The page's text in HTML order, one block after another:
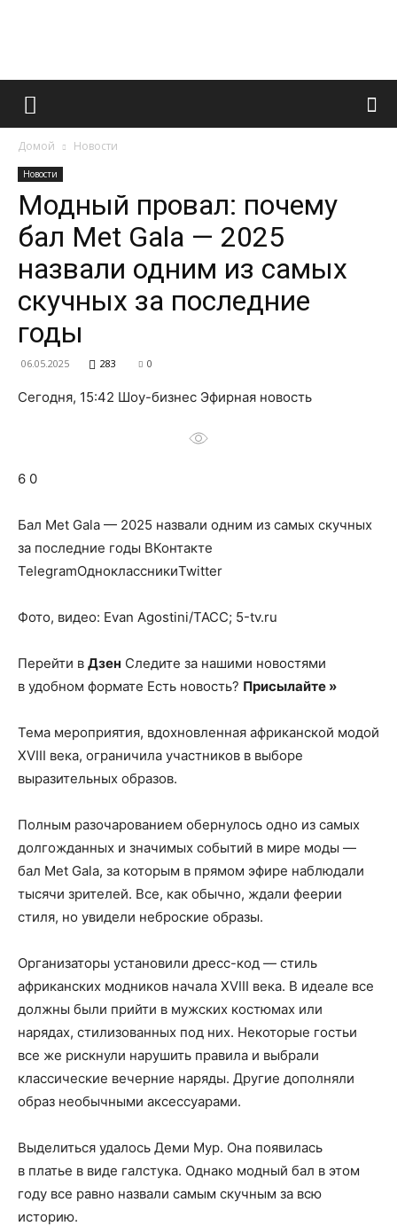
Французский
и
о
Домой Новости
Новости
Модный провал: почему
бал Met Gala — 2025
назвали одним из самых
скучных за последние
годы
06.05.2025 283 0
Сегодня, 15:42 Шоу-бизнес Эфирная новость
6 0
Бал Met Gala — 2025 назвали одним из самых скучных
за последние годы ВКонтакте
TelegramОдноклассникиTwitter
Фото, видео: Evan Agostini/ТАСС; 5-tv.ru
Перейти в Дзен Следите за нашими новостями
в удобном формате Есть новость? Присылайте »
Тема мероприятия, вдохновленная африканской модой
XVIII века, ограничила участников в выборе
выразительных образов.
Полным разочарованием обернулось одно из самых
долгожданных и значимых событий в мире моды —
бал Met Gala, за которым в прямом эфире наблюдали
тысячи зрителей. Все, как обычно, ждали феерии
стиля, но увидели неброские образы.
Организаторы установили дресс-код — стиль
африканских модников начала XVIII века. В идеале все
должны были прийти в мужских костюмах или
нарядах, стилизованных под них. Некоторые гостьи
все же рискнули нарушить правила и выбрали
классические вечерние наряды. Другие дополняли
образ необычными аксессуарами.
Выделиться удалось Деми Мур. Она появилась
в платье в виде галстука. Однако модный бал в этом
году все равно назвали самым скучным за всю
историю.